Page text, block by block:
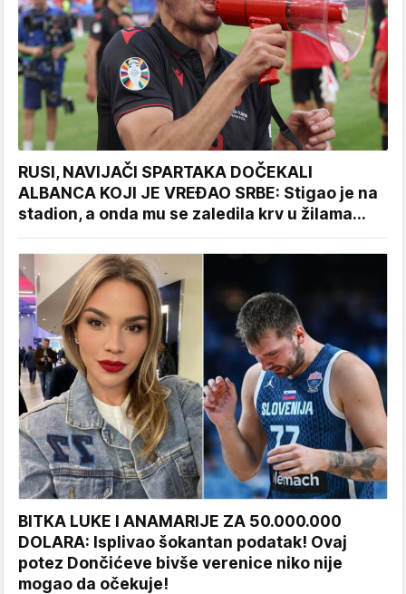
RUSI, NAVIJAČI SPARTAKA DOČEKALI
ALBANCA KOJI JE VREĐAO SRBE: Stigao je na
stadion, a onda mu se zaledila krv u žilama...
BITKA LUKE I ANAMARIJE ZA 50.000.000
DOLARA: Isplivao šokantan podatak! Ovaj
potez Dončićeve bivše verenice niko nije
mogao da očekuje!